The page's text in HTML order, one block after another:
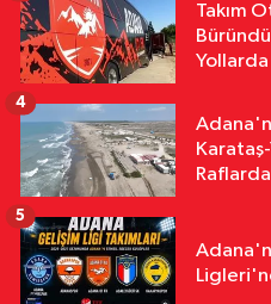
Asayiş
19:32Karataş Yolunda Pikap Göz
Takım
Yollarda
4
5